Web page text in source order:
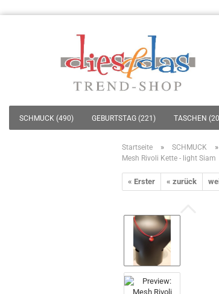
SCHMUCK (490) GEBURTSTAG (221) TASCHEN
Startseite » SCHMUCK »
Mesh Rivoli Kette - light Siam
« Erster « zurück